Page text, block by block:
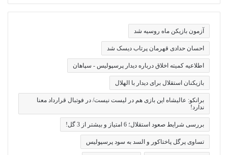
آزمون بازیکن ماه روسیه شد
احسان حدادی قهرمان پرتاب دیسک شد
اطلاعیه کمیته اخلاق درباره دیدار پرسپولیس - سپاهان
بازیکنان استقلال برای دیدار با الهلال
برانکو: عالیشاه این بازی هم در لیست نیست/ در فوتبال قرارداد معنا
ندارد!
بررسی شرایط صعود استقلال؛ 6 امتیاز و بیشتر از 3 گل!
تساوی پرگل پاختاکور و السد به سود پرسپولیس